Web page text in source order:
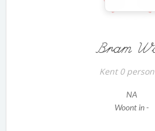
Bram
Kent 0
NA
Woont in -